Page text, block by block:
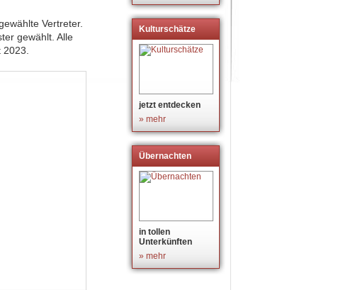
Vertreter.
gewählt. Alle
Kulturschätze
jetzt entdecken
» mehr
Übernachten
in tollen
Unterkünften
» mehr